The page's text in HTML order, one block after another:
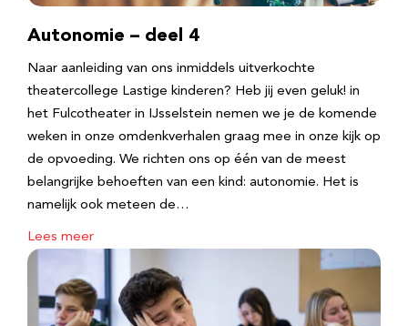
Autonomie – deel 4
Naar aanleiding van ons inmiddels uitverkochte
theatercollege Lastige kinderen? Heb jij even geluk! in
het Fulcotheater in IJsselstein nemen we je de komende
weken in onze omdenkverhalen graag mee in onze kijk op
de opvoeding. We richten ons op één van de meest
belangrijke behoeften van een kind: autonomie. Het is
namelijk ook meteen de…
Lees meer